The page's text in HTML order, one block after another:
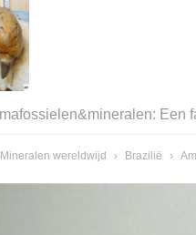
Een
Mineralen wereldwijd › Brazilië ›